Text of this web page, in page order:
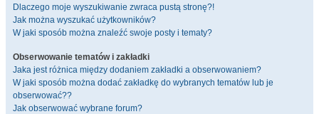
Dlaczego moje wyszukiwanie zwraca pustą stronę?!
Jak można wyszukać użytkowników?
W jaki sposób można znaleźć swoje posty i tematy?
Obserwowanie tematów i zakładki
Jaka jest różnica między dodaniem zakładki a obserwowaniem?
W jaki sposób można dodać zakładkę do wybranych tematów lub je
obserwować??
Jak obserwować wybrane forum?